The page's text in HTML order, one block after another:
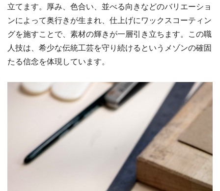
立てます。厚み、色合い、並べる向きなどのバリエーショ
ンによって奥行きが生まれ、仕上げにワックスコーティン
グを施すことで、素材の輝きが一層引き立ちます。この職
人技は、希少な伝統工芸を守り続けるというメゾンの確固
たる信念を体現しています。